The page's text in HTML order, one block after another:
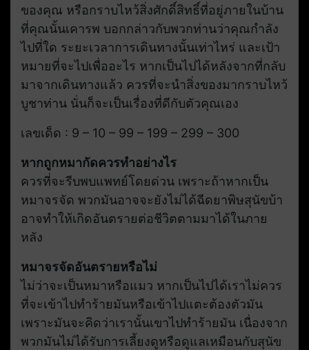
ของคุณ หรือกราบไหว้สิ่งศักดิ์สิทธิ์ที่อยู่ภายในบ้าน
ที่คุณนั้นเคารพ บอกกล่าวกับพวกท่านว่าคุณกำลัง
ไปที่ใด ระยะเวลาการเดินทางนั้นเท่าไหร่ และเป้า
หมายที่จะไปเพื่ออะไร หากเป็นไปได้หลังจากที่กลับ
มาจากเดินทางแล้ว ควรที่จะนำสิ่งของมากราบไหว้
บูชาท่าน นั่นก็จะเป็นเรื่องที่ดีกับตัวคุณเอง
เลขเด็ด : 9 – 10 – 99 – 199 – 299 – 300
หากถูกหมากัดควรทำอย่างไร
ควรที่จะรีบพบแพทย์โดยด่วน เพราะถ้าหากเป็น
หมาจรจัด พวกมันอาจจะยังไม่ได้ฉีดยาพิษสุนัขบ้า
อาจทำให้เกิดอันตรายต่อชีวิตตามมาได้ในภาย
หลัง
หมาจรจัดอันตรายหรือไม่
ไม่ว่าจะเป็นหมาหรือแมว หากเป็นไปได้เราไม่ควร
ที่จะเข้าไปทำร้ายมันหรือเข้าไปแตะต้องตัวมัน
เพราะมันจะคิดว่าเรานั้นเขาไปทำร้ายมัน เนื่องจาก
พวกมันไม่ได้รับการเลี้ยงดูหรือดูแลเหมือนกับสุนัข